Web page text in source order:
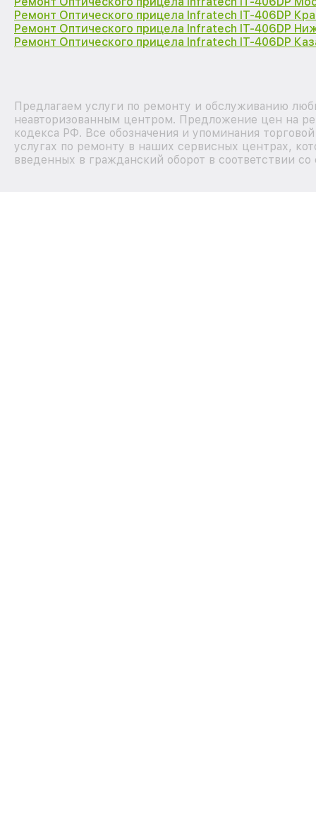
Ремонт Оптического прицела Infratech IT-406DP
Ремонт Оптического прицела Infratech IT-406DP
Ремонт Оптического прицела Infratech IT-406DP
Предлагаем услуги по ремонту и обслуживанию
неавторизованным центром. Предложение цен на
кодекса РФ. Все обозначения и упоминания
услугах по ремонту в наших сервисных центрах,
введенных в гражданский оборот в соответствии